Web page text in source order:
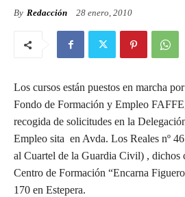
By Redacción 28 enero, 2010
Los cursos están puestos en marcha
Fondo de Formación y Empleo
recogida de solicitudes en la
Empleo sita en Avda. Los Reales nº
al Cuartel de la Guardia Civil) , dichos
Centro de Formación “Encarna
170 en Estepera.